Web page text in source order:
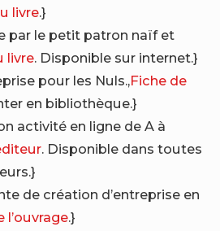
livre.}
par le petit patron naïf et
livre. Disponible sur internet.}
pour les Nuls.,Fiche de
en bibliothèque.}
activité en ligne de A à
. Disponible dans toutes
de création d’entreprise en
l’ouvrage.}